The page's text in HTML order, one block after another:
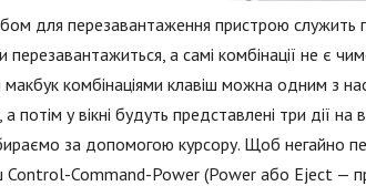
для перезавантаження пристрою служить
перезавантажиться, а самі комбінації не є
комбінаціями клавіш можна одним з
а потім у вікні будуть представлені три дії
за допомогою курсору. Щоб негайно
Control-Command-Power (Power або Eject —